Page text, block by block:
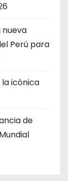
nueva
Perú para
icónica
de